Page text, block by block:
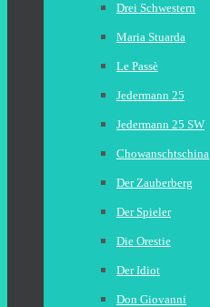
Drei Schwestern
Maria Stuarda
Le Passè
Jedermann 25
Jedermann 25 SW
Chowanschtschina
Der Zauberberg
Der Spieler
Die Orestie
Der Idiot
Don Giovanni